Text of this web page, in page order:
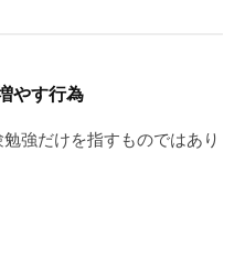
やす行為
強だけを指すものではあり